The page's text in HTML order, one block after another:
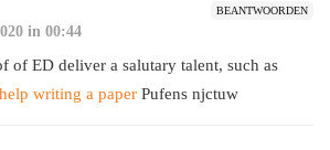
BEANTWOORDEN
in 00:44
of ED deliver a salutary talent, such as
writing a paper Pufens njctuw